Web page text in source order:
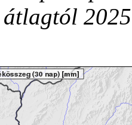
átlagtól